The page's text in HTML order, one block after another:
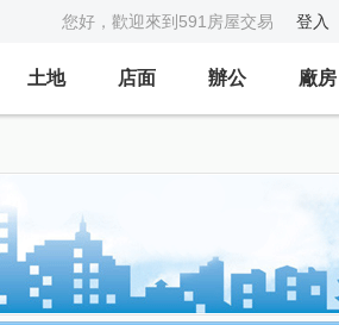
您好，歡迎來到591房屋交易 登入
土地 店面 辦公 廠房